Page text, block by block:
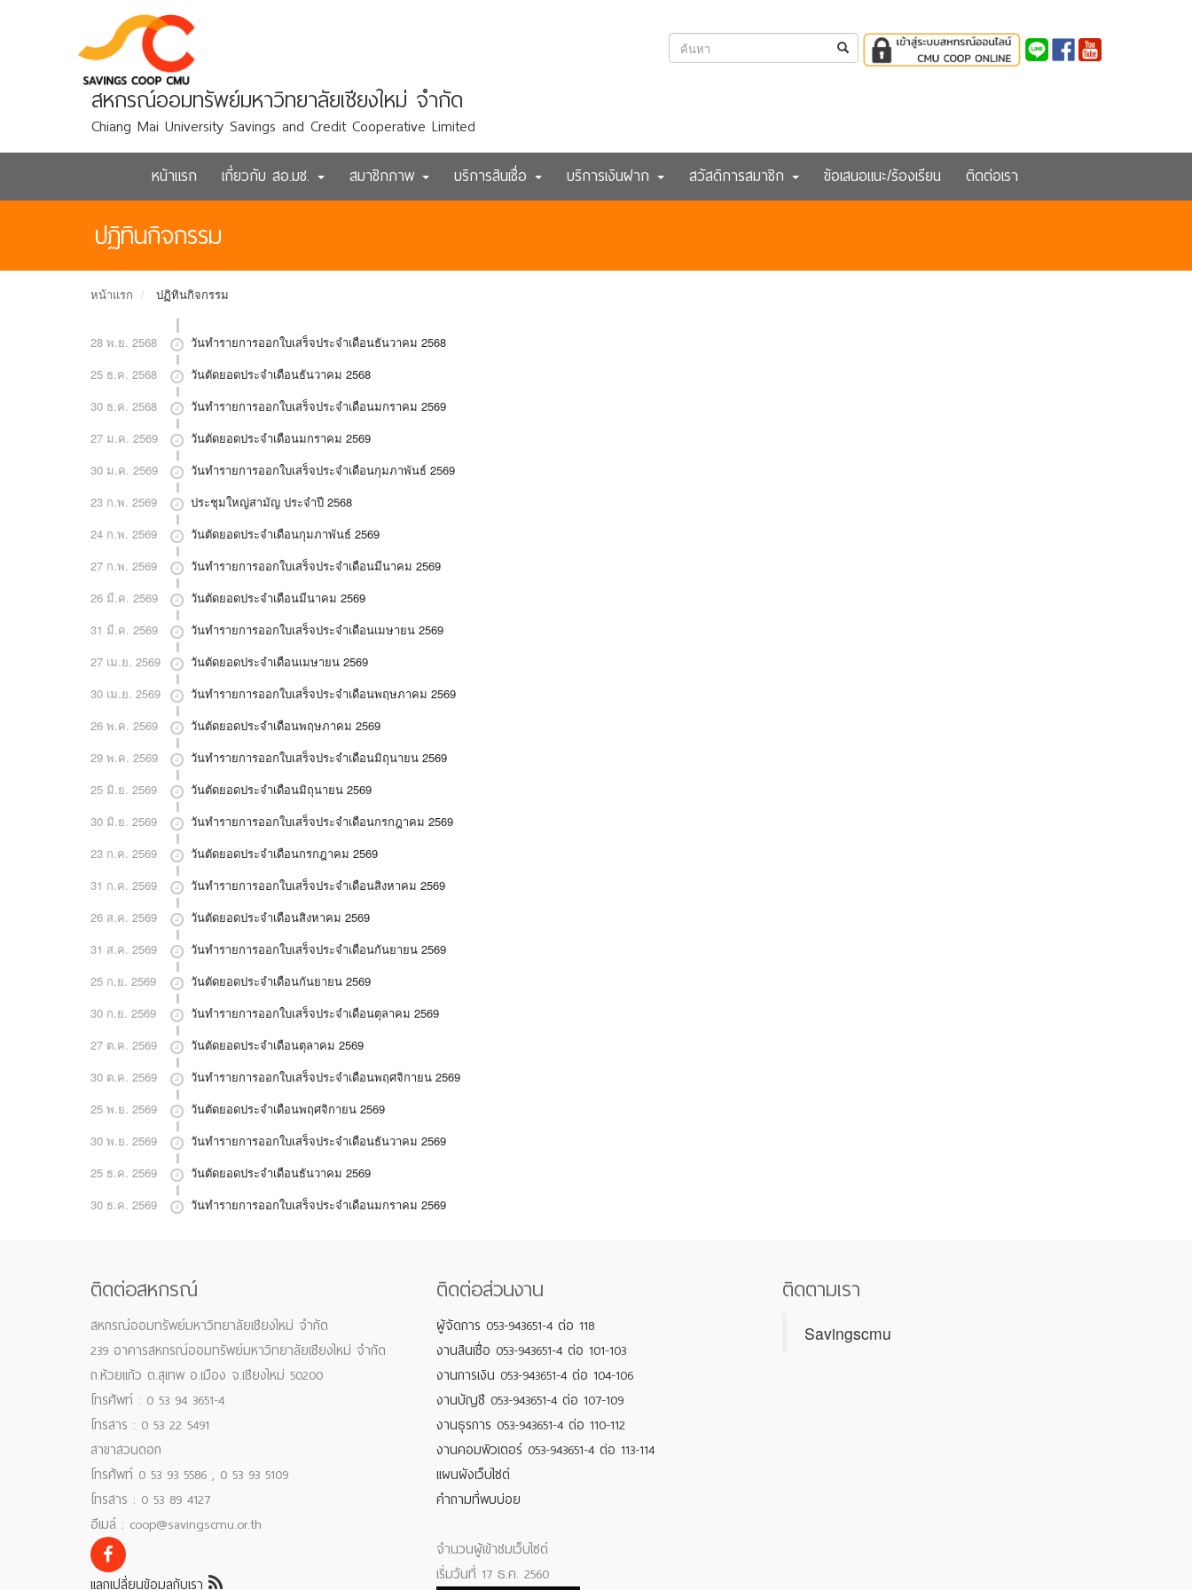
สหกรณ์ออมทรัพย์มหาวิทยาลัยเชียงใหม่ จำกัด
Chiang Mai University Savings and Credit Cooperative Limited
หน้าแรก
เกี่ยวกับ สอ.มช. สมาชิกภาพ บริการสินเชื่อ บริการเงินฝาก สวัสดิการสมาชิก ข้อเสนอแนะ/ร้องเรียน ติดต่อเรา
ปฏิทินกิจกรรม
หน้าแรก ปฏิทินกิจกรรม
28 พ.ย. 2568
วันทำรายการออกใบเสร็จประจำเดือนธันวาคม 2568
25 ธ.ค. 2568
วันตัดยอดประจำเดือนธันวาคม 2568
30 ธ.ค. 2568
วันทำรายการออกใบเสร็จประจำเดือนมกราคม 2569
27 ม.ค. 2569
วันตัดยอดประจำเดือนมกราคม 2569
30 ม.ค. 2569
วันทำรายการออกใบเสร็จประจำเดือนกุมภาพันธ์ 2569
23 ก.พ. 2569
ประชุมใหญ่สามัญ ประจำปี 2568
24 ก.พ. 2569
วันตัดยอดประจำเดือนกุมภาพันธ์ 2569
27 ก.พ. 2569
วันทำรายการออกใบเสร็จประจำเดือนมีนาคม 2569
26 มี.ค. 2569
วันตัดยอดประจำเดือนมีนาคม 2569
31 มี.ค. 2569
วันทำรายการออกใบเสร็จประจำเดือนเมษายน 2569
27 เม.ย. 2569
วันตัดยอดประจำเดือนเมษายน 2569
30 เม.ย. 2569
วันทำรายการออกใบเสร็จประจำเดือนพฤษภาคม 2569
26 พ.ค. 2569
วันตัดยอดประจำเดือนพฤษภาคม 2569
29 พ.ค. 2569
วันทำรายการออกใบเสร็จประจำเดือนมิถุนายน 2569
25 มิ.ย. 2569
วันตัดยอดประจำเดือนมิถุนายน 2569
30 มิ.ย. 2569
วันทำรายการออกใบเสร็จประจำเดือนกรกฎาคม 2569
23 ก.ค. 2569
วันตัดยอดประจำเดือนกรกฎาคม 2569
31 ก.ค. 2569
วันทำรายการออกใบเสร็จประจำเดือนสิงหาคม 2569
26 ส.ค. 2569
วันตัดยอดประจำเดือนสิงหาคม 2569
31 ส.ค. 2569
วันทำรายการออกใบเสร็จประจำเดือนกันยายน 2569
25 ก.ย. 2569
วันตัดยอดประจำเดือนกันยายน 2569
30 ก.ย. 2569
วันทำรายการออกใบเสร็จประจำเดือนตุลาคม 2569
27 ต.ค. 2569
วันตัดยอดประจำเดือนตุลาคม 2569
30 ต.ค. 2569
วันทำรายการออกใบเสร็จประจำเดือนพฤศจิกายน 2569
25 พ.ย. 2569
วันตัดยอดประจำเดือนพฤศจิกายน 2569
30 พ.ย. 2569
วันทำรายการออกใบเสร็จประจำเดือนธันวาคม 2569
25 ธ.ค. 2569
วันตัดยอดประจำเดือนธันวาคม 2569
30 ธ.ค. 2569
วันทำรายการออกใบเสร็จประจำเดือนมกราคม 2569
ติดต่อสหกรณ์
สหกรณ์ออมทรัพย์มหาวิทยาลัยเชียงใหม่ จำกัด
239 อาคารสหกรณ์ออมทรัพย์มหาวิทยาลัยเชียงใหม่ จำกัด
ถ.ห้วยแก้ว ต.สุเทพ อ.เมือง จ.เชียงใหม่ 50200
โทรศัพท์ : 0 53 94 3651-4
โทรสาร : 0 53 22 5491
สาขาสวนดอก
โทรศัพท์ 0 53 93 5586 , 0 53 93 5109
โทรสาร : 0 53 89 4127
อีเมล์ : coop@savingscmu.or.th
แลกเปลี่ยนข้อมูลกับเรา
ติดต่อส่วนงาน
ผู้จัดการ 053-943651-4 ต่อ 118
งานสินเชื่อ 053-943651-4 ต่อ 101-103
งานการเงิน 053-943651-4 ต่อ 104-106
งานบัญชี 053-943651-4 ต่อ 107-109
งานธุรการ 053-943651-4 ต่อ 110-112
งานคอมพิวเตอร์ 053-943651-4 ต่อ 113-114
แผนผังเว็บไซต์
คำถามที่พบบ่อย
จำนวนผู้เข้าชมเว็บไซต์
เริ่มวันที่ 17 ธ.ค. 2560
ติดตามเรา
Savingscmu